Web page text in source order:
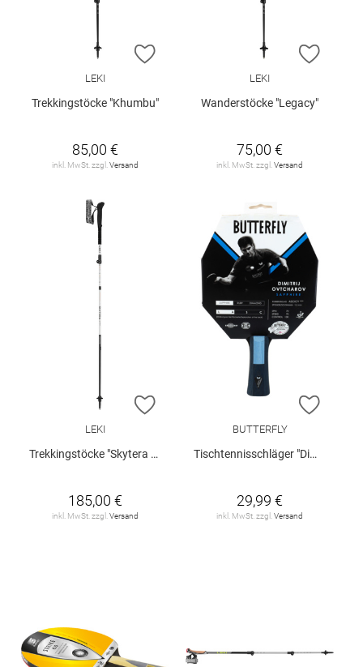
ZUR WUNSCHLISTE HINZUFÜGEN
LEKI
Trekkingstöcke "Khumbu"
85,00 €
inkl. MwSt. zzgl.Versand
ZUR
LEKI
Wanderstöcke "Legacy"
75,00 €
inkl. MwSt. zzgl.Versand
ZUR WUNSCHLISTE HINZUFÜGEN
LEKI
Trekkingstöcke "Skytera FX"
185,00 €
inkl. MwSt. zzgl.Versand
ZUR
BUTTERFLY
Tischtennisschläger "Dimitrij Ovtcharov"
29,99 €
inkl. MwSt. zzgl.Versand